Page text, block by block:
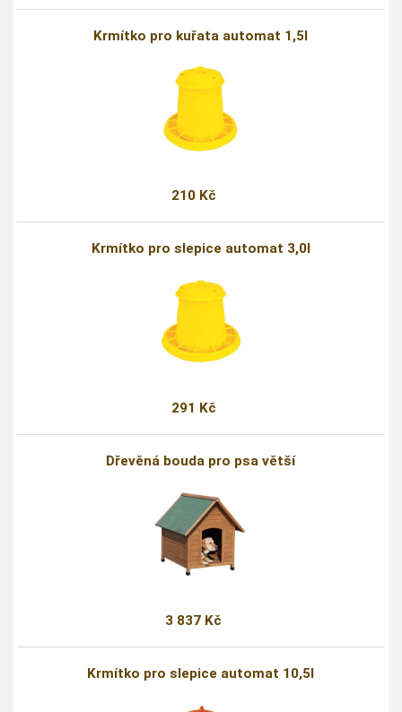
Krmítko pro kuřata automat 1,5l
210 Kč
Krmítko pro slepice automat 3,0l
291 Kč
Dřevěná bouda pro psa větší
3 837 Kč
Krmítko pro slepice automat 10,5l